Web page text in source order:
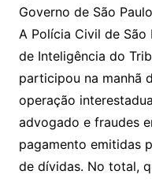
Governo de São
A Polícia Civil de
de Inteligência do
participou na manhã
operação
advogado e fraudes
pagamento emitidas
de dívidas. No total,